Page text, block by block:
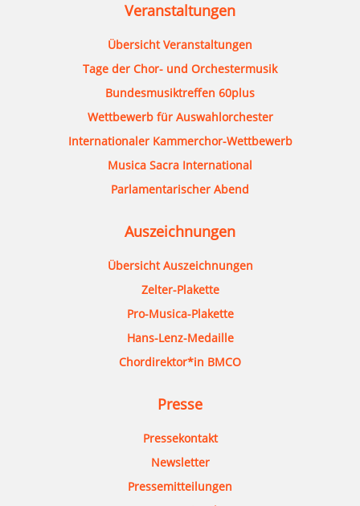
Veranstaltungen
Übersicht Veranstaltungen
Tage der Chor- und Orchestermusik
Bundesmusiktreffen 60plus
Wettbewerb für Auswahlorchester
Internationaler Kammerchor-Wettbewerb
Musica Sacra International
Parlamentarischer Abend
Auszeichnungen
Übersicht Auszeichnungen
Zelter-Plakette
Pro-Musica-Plakette
Hans-Lenz-Medaille
Chordirektor*in BMCO
Presse
Pressekontakt
Newsletter
Pressemitteilungen